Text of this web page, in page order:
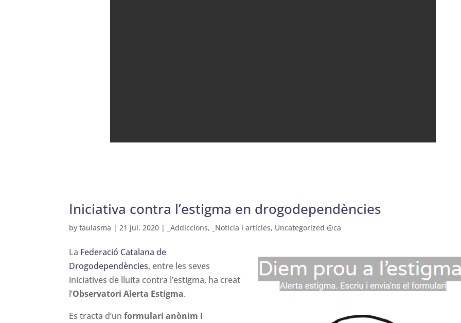
Iniciativa contra l’estigma en drogodependències
bytaulasma | 21 jul. 2020 | _Addiccions, _Notícia i articles, Uncategorized @ca
La Federació Catalana de
Drogodependències, entre les seves
iniciatives de lluita contra l’estigma, ha creat
l’Observatori Alerta Estigma.
Es tracta d’unformulari anònim i